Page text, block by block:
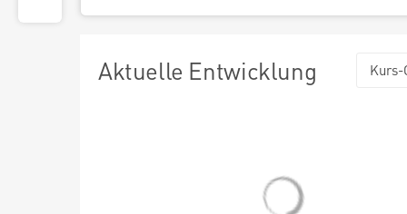
Aktuelle Entwicklung Kurs-